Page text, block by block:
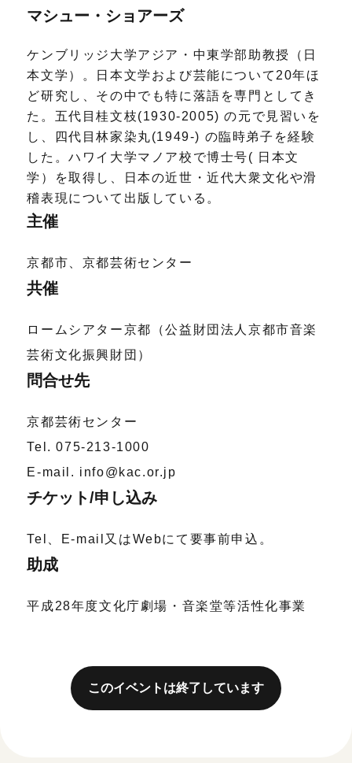
マシュー・ショアーズ
ケンブリッジ大学アジア・中東学部助教授（日
本文学）。日本文学および芸能について20年ほ
ど研究し、その中でも特に落語を専門としてき
た。五代目桂文枝(1930-2005) の元で見習いを
し、四代目林家染丸(1949-) の臨時弟子を経験
した。ハワイ大学マノア校で博士号( 日本文
学）を取得し、日本の近世・近代大衆文化や滑
稽表現について出版している。
主催
京都市、京都芸術センター
共催
ロームシアター京都（公益財団法人京都市音楽
芸術文化振興財団）
問合せ先
京都芸術センター
Tel. 075-213-1000
E-mail. info@kac.or.jp
チケット/申し込み
Tel、E-mail又はWebにて要事前申込。
助成
平成28年度文化庁劇場・音楽堂等活性化事業
このイベントは終了しています